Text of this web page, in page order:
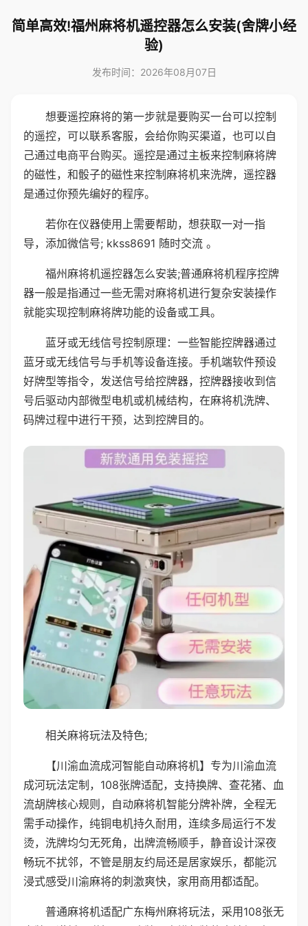
简单高效!福州麻将机遥控器怎么安装(舍牌小经
验)
发布时间：2026年08月07日
想要遥控麻将的第一步就是要购买一台可以控制
的遥控，可以联系客服，会给你购买渠道，也可以自
己通过电商平台购买。遥控是通过主板来控制麻将牌
的磁性，和骰子的磁性来控制麻将机来洗牌，遥控器
是通过你预先编好的程序。
若你在仪器使用上需要帮助，想获取一对一指
导，添加微信号; kkss8691 随时交流 。
福州麻将机遥控器怎么安装;普通麻将机程序控牌
器一般是指通过一些无需对麻将机进行复杂安装操作
就能实现控制麻将牌功能的设备或工具。
蓝牙或无线信号控制原理：一些智能控牌器通过
蓝牙或无线信号与手机等设备连接。手机端软件预设
好牌型等指令，发送信号给控牌器，控牌器接收到信
号后驱动内部微型电机或机械结构，在麻将机洗牌、
码牌过程中进行干预，达到控牌目的。
相关麻将玩法及特色;
【川渝血流成河智能自动麻将机】专为川渝血流
成河玩法定制，108张牌适配，支持换牌、查花猪、血
流胡牌核心规则，自动麻将机智能分牌补牌，全程无
需手动操作，纯铜电机持久耐用，连续多局运行不发
烫，洗牌均匀无死角，出牌流畅顺手，静音设计深夜
畅玩不扰邻，不管是朋友约局还是居家娱乐，都能沉
浸式感受川渝麻将的刺激爽快，家用商用都适配。
普通麻将机适配广东梅州麻将玩法，采用108张无